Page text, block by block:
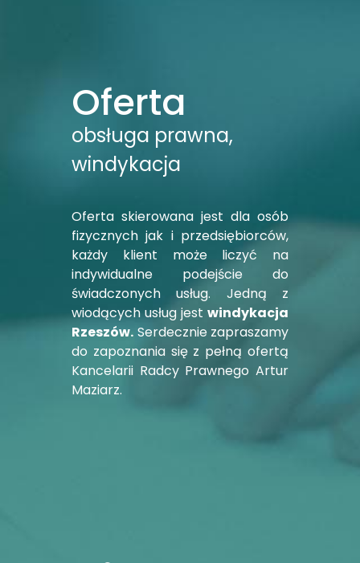
Oferta
obsługa prawna,
windykacja
Oferta skierowana jest dla osób
fizycznych jak i przedsiębiorców,
każdy klient może liczyć na
indywidualne podejście do
świadczonych usług. Jedną z
wiodących usług jest windykacja
Rzeszów. Serdecznie zapraszamy
do zapoznania się z pełną ofertą
Kancelarii Radcy Prawnego Artur
Maziarz.